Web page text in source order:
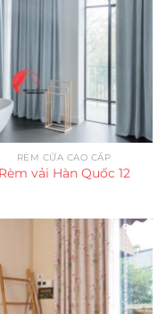
RÈM CỬA CAO CẤP
Rèm vải Hàn Quốc 12